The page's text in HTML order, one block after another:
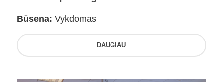
Būsena: Vykdomas
DAUGIAU